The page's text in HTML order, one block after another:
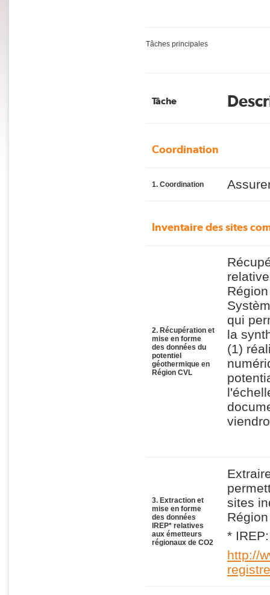
​Tâches principales
Tâche
Coordination
1. Coordination
Inventaire des sites
2. Récupération et
mise en forme
des données du
potentiel
géothermique en
Région CVL
qui
la
(1)
3. Extraction et
mise en forme
des données
IREP* relatives
aux émetteurs
régionaux de CO2
sites
*
http://